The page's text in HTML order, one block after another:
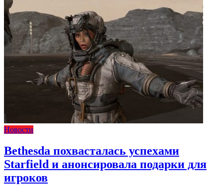
Новости
Bethesda похвасталась успехами
Starfield и анонсировала подарки для
игроков